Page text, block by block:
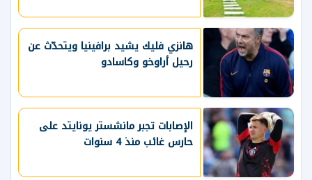
هانزي فليك يشيد برافينيا ويتحدّث عن
رحيل أراوخو وكاسادو
الإصابات تجبر مانشستر يونايتد على
حارس غائب منذ 4 سنوات